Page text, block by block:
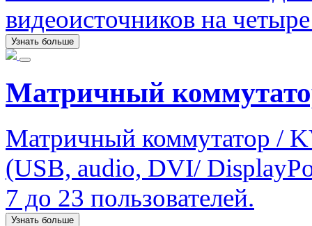
видеоисточников на
Узнать больше
Матричный
Матричный коммутатор /
(USB, audio, DVI/
7 до 23 пользователей.
Узнать больше